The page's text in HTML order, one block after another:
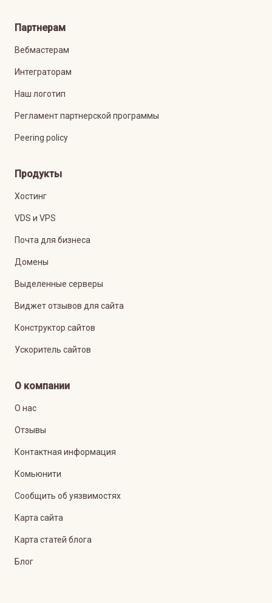
Партнерам
Вебмастерам
Интеграторам
Наш логотип
Регламент партнерской программы
Peering policy
Продукты
Хостинг
VDS и VPS
Почта для бизнеса
Домены
Выделенные серверы
Виджет отзывов для сайта
Конструктор сайтов
Ускоритель сайтов
О компании
О нас
Отзывы
Контактная информация
Комьюнити
Сообщить об уязвимостях
Карта сайта
Карта статей блога
Блог